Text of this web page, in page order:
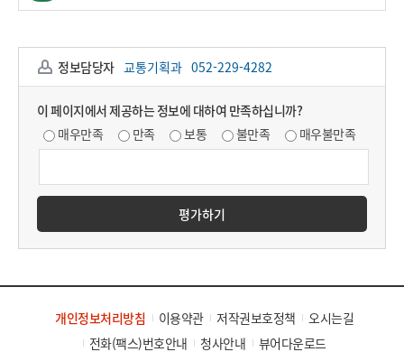
정보담당자 교통기획과 052-229-4282
이 페이지에서 제공하는 정보에 대하여 만족하십니까?
매우만족
만족 보통 불만족 매우불만족
평가하기
개인정보처리방침 이용약관 저작권보호정책
오시는길
전화(팩스)번호안내
청사안내 뷰어다운로드